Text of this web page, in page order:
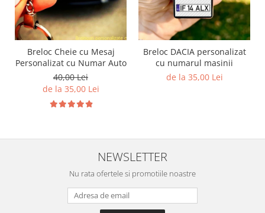
Breloc Cheie cu Mesaj
Personalizat cu Numar Auto
40,00 Lei
de la 35,00 Lei
Breloc DACIA personalizat
cu numarul masinii
de la 35,00 Lei
NEWSLETTER
Nu rata ofertele si promotiile noastre